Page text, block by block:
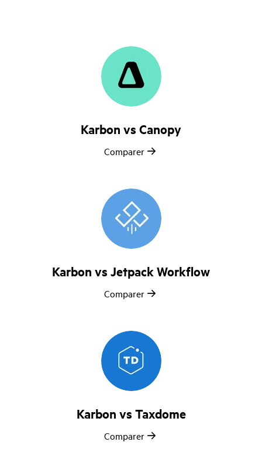
Karbon vs Canopy
Comparer
Karbon vs Jetpack Workflow
Comparer
Karbon vs Taxdome
Comparer